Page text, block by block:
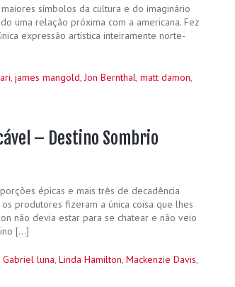
símbolos da cultura e do imaginário
uma relação próxima com a americana. Fez
expressão artística inteiramente norte-
, james mangold,Jon Bernthal, matt damon,
– Destino Sombrio
épicas e mais três de decadência
produtores fizeram a única coisa que lhes
não devia estar para se chatear e não veio
[…]
Gabriel luna, Linda Hamilton, Mackenzie Davis,